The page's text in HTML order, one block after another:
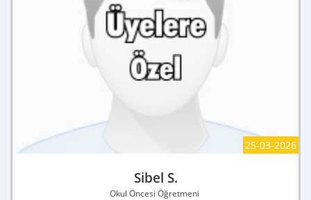
25-03-2026
Sibel S.
Okul Öncesi Öğretmeni